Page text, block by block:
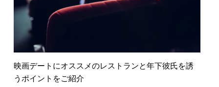
映画デートにオススメのレストランと年下彼氏を誘
うポイントをご紹介